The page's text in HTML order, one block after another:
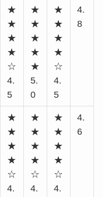
★
★
★
★
☆
4.
5
★
★
★
★
★
5.
0
★
★
★
★
☆
4.
5
4.
8
★
★
★
★
☆
4.
★
★
★
★
☆
4.
★
★
★
★
☆
4.
4.
6